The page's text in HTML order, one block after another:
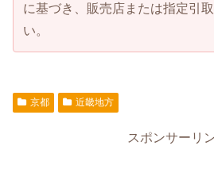
に基づき、販売店または指定引
い。
京都 近畿地方
スポンサーリ